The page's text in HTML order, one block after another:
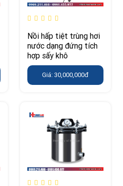
Nồi hấp tiệt trùng hơi
nước dạng đứng tích
hợp sấy khô
Giá: 30,000,000đ